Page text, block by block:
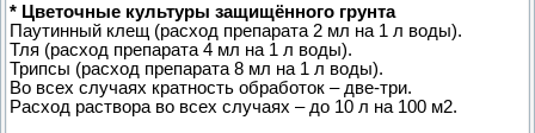
* Цветочные культуры защищённого грунта
Паутинный клещ (расход препарата 2 мл на 1 л воды).
Тля (расход препарата 4 мл на 1 л воды).
Трипсы (расход препарата 8 мл на 1 л воды).
Во всех случаях кратность обработок – две-три.
Расход раствора во всех случаях – до 10 л на 100 м2.